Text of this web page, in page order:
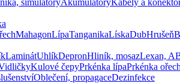
simulátoryAkumulátoryKabely a
MahagonLípaTanganikaLískaDubHrušeň
LaminátUhlíkDepronHliník, mosazLexan,
Kulové čepyPrkénka lípaPrkénka
Oblečení, propagaceDezinfekce